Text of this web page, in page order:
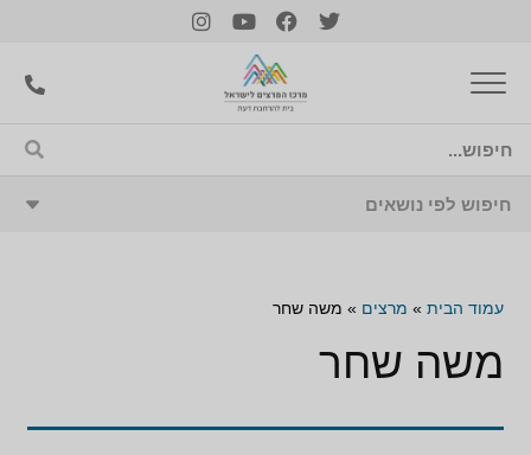
עמוד הבית » מרצים » משה שחר
משה שחר